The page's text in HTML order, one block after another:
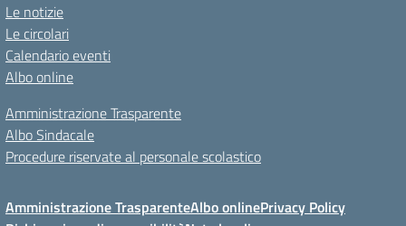
Le notizie
Le circolari
Calendario eventi
Albo online
Amministrazione Trasparente
Albo Sindacale
Procedure riservate al personale scolastico
Amministrazione TrasparenteAlbo onlinePrivacy Policy